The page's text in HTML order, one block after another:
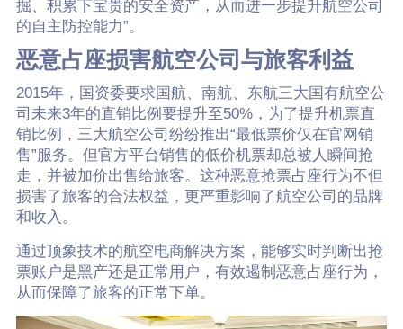
掘、积累下宝贵的安全资产，从而进一步提升航空公司
的自主防控能力”。
恶意占座损害航空公司与旅客利益
2015年，国资委要求国航、南航、东航三大国有航空公
司未来3年的直销比例要提升至50%，为了提升机票直
销比例，三大航空公司纷纷推出“最低票价仅在官网销
售”服务。但官方平台销售的低价机票却总被人瞬间抢
走，并被加价出售给旅客。这种恶意抢票占座行为不但
损害了旅客的合法权益，更严重影响了航空公司的品牌
和收入。
通过顶象技术的航空电商解决方案，能够实时判断出抢
票账户是黑产还是正常用户，有效遏制恶意占座行为，
从而保障了旅客的正常下单。